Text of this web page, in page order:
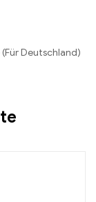
(Für Deutschland)